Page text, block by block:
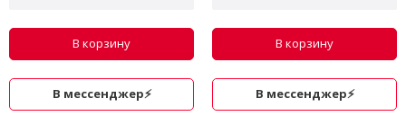
В корзину
В мессенджер⚡
В корзину
В мессенджер⚡